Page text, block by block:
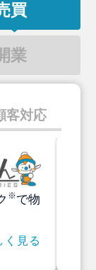
買
業
客対応
※で物
く見る